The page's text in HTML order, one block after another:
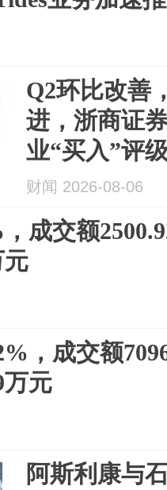
Q2环比改善
进，浙商证
业“买入”评
财闻 2026-08-06
成交额
元
，成交额
万元
阿斯利康与